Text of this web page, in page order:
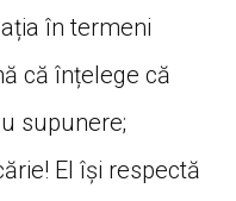
în termeni
că înțelege că
supunere;
El își respectă